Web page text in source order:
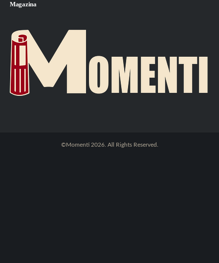
Magazina
©Momenti 2026. All Rights Reserved.